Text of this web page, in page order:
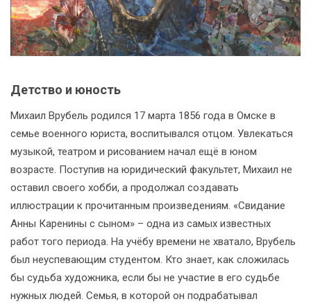
Детство и юность
Михаил Врубель родился 17 марта 1856 года в Омске в
семье военного юриста, воспитывался отцом. Увлекаться
музыкой, театром и рисованием начал ещё в юном
возрасте. Поступив на юридический факультет, Михаил не
оставил своего хобби, а продолжал создавать
иллюстрации к прочитанным произведениям. «Свидание
Анны Каренины с сыном» – одна из самых известных
работ того периода. На учёбу времени не хватало, Врубель
был неуспевающим студентом. Кто знает, как сложилась
бы судьба художника, если бы не участие в его судьбе
нужных людей. Семья, в которой он подрабатывал